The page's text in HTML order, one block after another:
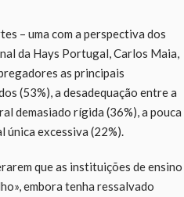
– uma com a perspectiva dos
da Hays Portugal, Carlos Maia,
as principais
(53%), a desadequação entre a
demasiado rígida (36%), a pouca
excessiva (22%).
que as instituições de ensino
embora tenha ressalvado